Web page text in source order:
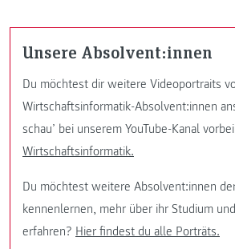
Unsere Absolvent:innen
Du möchtest dir weitere Videoportraits
Wirtschaftsinformatik-Absolvent:innen
schau’ bei unserem YouTube-Kanal
Wirtschaftsinformatik.
Du möchtest weitere Absolvent:innen
kennenlernen, mehr über ihr Studium
erfahren? Hier findest du alle Porträts.